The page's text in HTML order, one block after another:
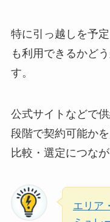
特に引っ越しを予
も利用できるかど
す。
公式サイトなどで
段階で契約可能か
比較・選定につなが
エリア